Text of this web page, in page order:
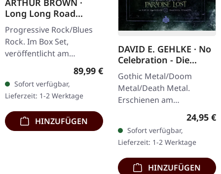
ARTHUR BROWN ·
Long Long Road
Complete Box | LP
BOX SET
Progressive Rock/Blues
Rock. Im Box Set,
veröffentlicht am
24.06.2022, auf Prophecy
Productions. Schwarzes
Vinyl im Gatefold-Cover
mit Insert.…
Regulärer Preis:
89,99 €
Sofort verfügbar,
Lieferzeit: 1-2 Werktage
HINZUFÜGEN
DAVID E. GEHLKE · No
Celebration - Die
Offizielle Biografie
Von Paradise Lost
(German Edition) |
BOOK
Gothic Metal/Doom
Metal/Death Metal.
Erschienen am
24.04.2020, bei Index
AUFLAGE. Hardcover Buch
mit 346 Seiten in
Schwarzweiß.…
24,95 €
Sofort verfügbar,
Lieferzeit: 1-2 Werktage
HINZUFÜGEN